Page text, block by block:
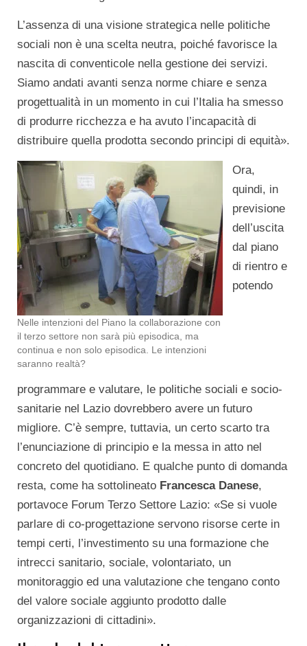
L’assenza di una visione strategica nelle politiche
sociali non è una scelta neutra, poiché favorisce la
nascita di conventicole nella gestione dei servizi.
Siamo andati avanti senza norme chiare e senza
progettualità in un momento in cui l’Italia ha smesso
di produrre ricchezza e ha avuto l’incapacità di
distribuire quella prodotta secondo principi di equità».
Nelle intenzioni del Piano la collaborazione con
il terzo settore non sarà più episodica, ma
continua e non solo episodica. Le intenzioni
saranno realtà?
Ora,
quindi, in
previsione
dell’uscita
dal piano
di rientro e
potendo
programmare e valutare, le politiche sociali e socio-
sanitarie nel Lazio dovrebbero avere un futuro
migliore. C’è sempre, tuttavia, un certo scarto tra
l’enunciazione di principio e la messa in atto nel
concreto del quotidiano. E qualche punto di domanda
resta, come ha sottolineato Francesca Danese,
portavoce Forum Terzo Settore Lazio: «Se si vuole
parlare di co-progettazione servono risorse certe in
tempi certi, l’investimento su una formazione che
intrecci sanitario, sociale, volontariato, un
monitoraggio ed una valutazione che tengano conto
del valore sociale aggiunto prodotto dalle
organizzazioni di cittadini».